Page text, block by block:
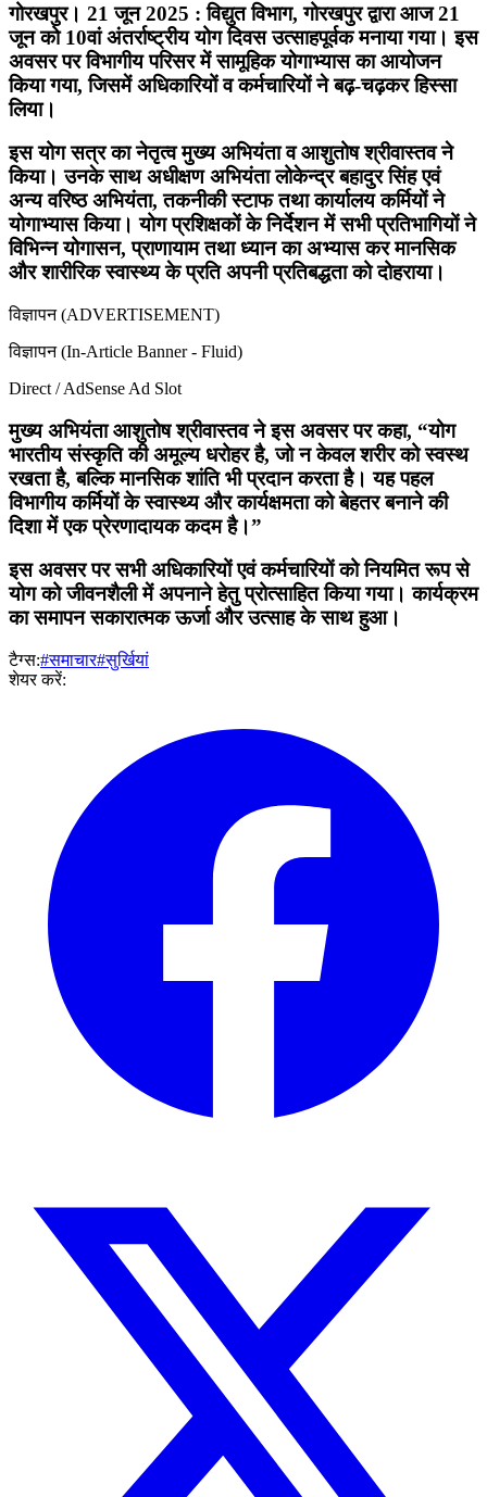
गोरखपुर। 21 जून 2025 : विद्युत विभाग, गोरखपुर द्वारा आज 21
जून को 10वां अंतर्राष्ट्रीय योग दिवस उत्साहपूर्वक मनाया गया। इस
अवसर पर विभागीय परिसर में सामूहिक योगाभ्यास का आयोजन
किया गया, जिसमें अधिकारियों व कर्मचारियों ने बढ़-चढ़कर हिस्सा
लिया।
इस योग सत्र का नेतृत्व मुख्य अभियंता व आशुतोष श्रीवास्तव ने
किया। उनके साथ अधीक्षण अभियंता लोकेन्द्र बहादुर सिंह एवं
अन्य वरिष्ठ अभियंता, तकनीकी स्टाफ तथा कार्यालय कर्मियों ने
योगाभ्यास किया। योग प्रशिक्षकों के निर्देशन में सभी प्रतिभागियों ने
विभिन्न योगासन, प्राणायाम तथा ध्यान का अभ्यास कर मानसिक
और शारीरिक स्वास्थ्य के प्रति अपनी प्रतिबद्धता को दोहराया।
विज्ञापन (ADVERTISEMENT)
विज्ञापन (In-Article Banner - Fluid)
Direct / AdSense Ad Slot
मुख्य अभियंता आशुतोष श्रीवास्तव ने इस अवसर पर कहा, “योग
भारतीय संस्कृति की अमूल्य धरोहर है, जो न केवल शरीर को स्वस्थ
रखता है, बल्कि मानसिक शांति भी प्रदान करता है। यह पहल
विभागीय कर्मियों के स्वास्थ्य और कार्यक्षमता को बेहतर बनाने की
दिशा में एक प्रेरणादायक कदम है।”
इस अवसर पर सभी अधिकारियों एवं कर्मचारियों को नियमित रूप से
योग को जीवनशैली में अपनाने हेतु प्रोत्साहित किया गया। कार्यक्रम
का समापन सकारात्मक ऊर्जा और उत्साह के साथ हुआ।
टैग्स:#समाचार#सुर्खियां
शेयर करें: